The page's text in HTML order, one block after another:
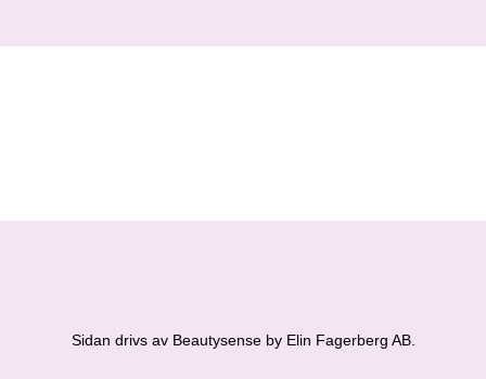
Sidan drivs av Beautysense by Elin Fagerberg AB.